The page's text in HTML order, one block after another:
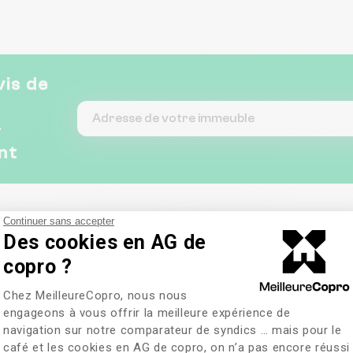
Continuer sans accepter
Des cookies en AG de
copro ?
Plateforme de Gestion du
Chez MeilleureCopro, nous nous
engageons à vous offrir la meilleure expérience de
navigation sur notre comparateur de syndics … mais pour le
café et les cookies en AG de copro, on n’a pas encore réussi
Axeptio consent
de